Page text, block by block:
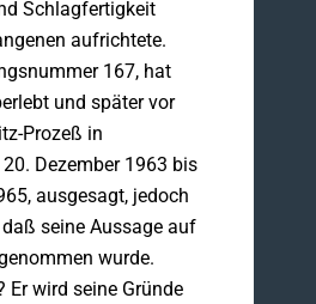
Schlagfertigkeit
aufrichtete.
167, hat
und später vor
Prozeß in
Dezember 1963 bis
ausgesagt, jedoch
seine Aussage auf
wurde.
Er wird seine Gründe